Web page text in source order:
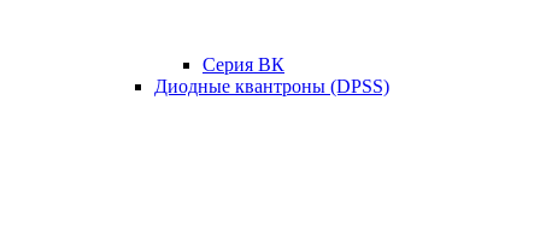
Серия ВК
Диодные квантроны (DPSS)